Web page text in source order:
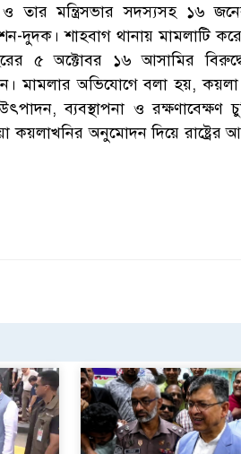
তার মন্ত্রিসভার সদস্যসহ ১৬
দুদক। শাহবাগ থানায় মামলাটি
৫ অক্টোবর ১৬ আসামির
মামলার অভিযোগে বলা হয়, কয়লা
ব্যবস্থাপনা ও রক্ষণাবেক্ষণ
অনুমোদন দিয়ে রাষ্ট্রের